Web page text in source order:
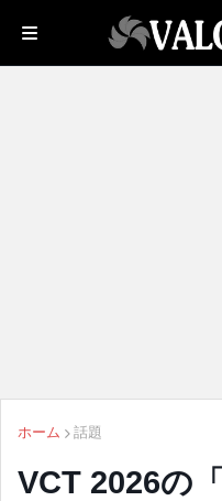
ホーム 話題
VCT 2026の